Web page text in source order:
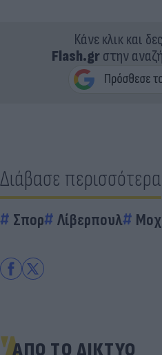
Κάνε κλικ και
Flash.grστην
Διάβασε περισσότερα
Σπορ Λίβερπουλ
ΑΠΟ ΤΟ ΔΙΚΤΥΟ